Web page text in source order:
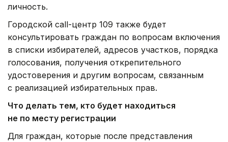
личность.
Городской call-центр 109 также будет
консультировать граждан по вопросам включения
в списки избирателей, адресов участков, порядка
голосования, получения открепительного
удостоверения и другим вопросам, связанным
с реализацией избирательных прав.
Что делать тем, кто будет находиться
не по месту регистрации
Для граждан, которые после представления